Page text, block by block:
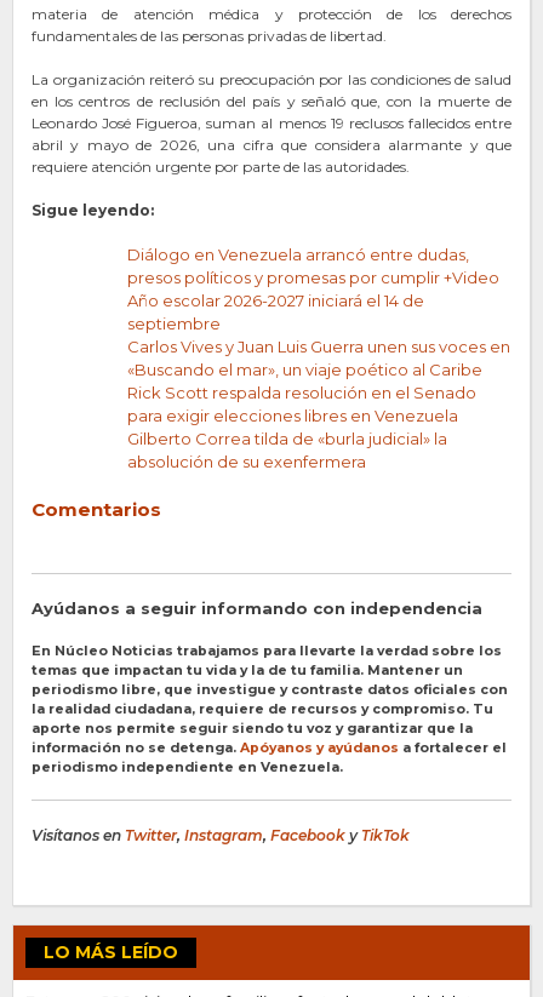
materia de atención médica y protección de los derechos
fundamentales de las personas privadas de libertad.
La organización reiteró su preocupación por las condiciones de salud
en los centros de reclusión del país y señaló que, con la muerte de
Leonardo José Figueroa, suman al menos 19 reclusos fallecidos entre
abril y mayo de 2026, una cifra que considera alarmante y que
requiere atención urgente por parte de las autoridades.
Sigue leyendo:
Diálogo en Venezuela arrancó entre dudas,
presos políticos y promesas por cumplir +Video
Año escolar 2026-2027 iniciará el 14 de
septiembre
Carlos Vives y Juan Luis Guerra unen sus voces en
«Buscando el mar», un viaje poético al Caribe
Rick Scott respalda resolución en el Senado
para exigir elecciones libres en Venezuela
Gilberto Correa tilda de «burla judicial» la
absolución de su exenfermera
Comentarios
Ayúdanos a seguir informando con independencia
En Núcleo Noticias trabajamos para llevarte la verdad sobre los
temas que impactan tu vida y la de tu familia. Mantener un
periodismo libre, que investigue y contraste datos oficiales con
la realidad ciudadana, requiere de recursos y compromiso. Tu
aporte nos permite seguir siendo tu voz y garantizar que la
información no se detenga. Apóyanos y ayúdanos a fortalecer el
periodismo independiente en Venezuela.
Visítanos en Twitter, Instagram, Facebook y TikTok
LO MÁS LEÍDO